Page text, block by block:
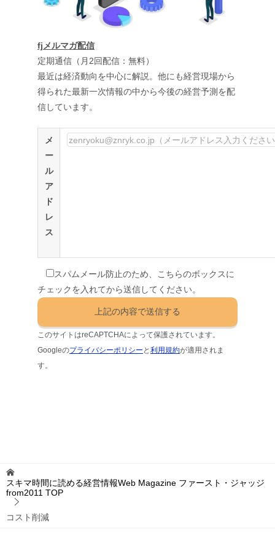
fjメルマガ配信
定期通信（月2回配信：無料）
最近は経済動向を中心に解説。他にも経営現場から
得られた最新一次情報の中から今後の経営予測を配
信しています。
メ
ー
ル
ア
ド
レ
ス
スパムメール防止のため、こちらのボックスに
チェックを入れてから送信してください。
このサイトはreCAPTCHAによって保護されています。
Googleのプライバシーポリシー と利用規約が適用されま
す。
スキマ時間に読める経営情報Web Magazine ファースト・ジャッジ
from2011 TOP
コスト削減